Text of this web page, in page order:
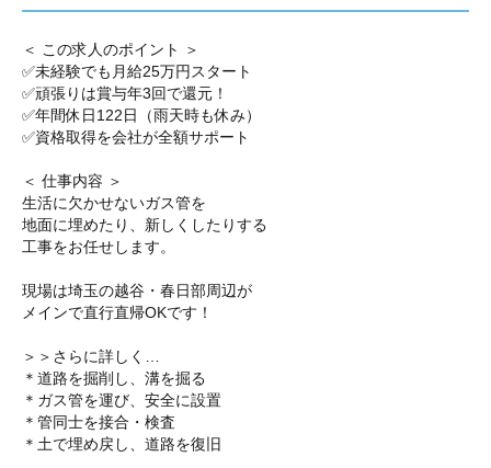
＜ この求人のポイント ＞
✅未経験でも月給25万円スタート
✅頑張りは賞与年3回で還元！
✅年間休日122日（雨天時も休み）
✅資格取得を会社が全額サポート
＜ 仕事内容 ＞
生活に欠かせないガス管を
地面に埋めたり、新しくしたりする
工事をお任せします。
現場は埼玉の越谷・春日部周辺が
メインで直行直帰OKです！
＞＞さらに詳しく…
＊道路を掘削し、溝を掘る
＊ガス管を運び、安全に設置
＊管同士を接合・検査
＊土で埋め戻し、道路を復旧